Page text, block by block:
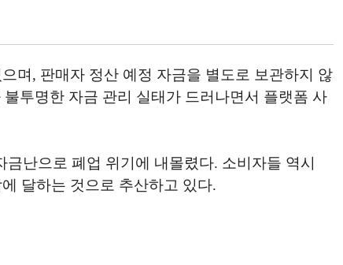
며, 판매자 정산 예정 자금을 별도로 보관하지 않
투명한 자금 관리 실태가 드러나면서 플랫폼 사
난으로 폐업 위기에 내몰렸다. 소비자들 역시
달하는 것으로 추산하고 있다.